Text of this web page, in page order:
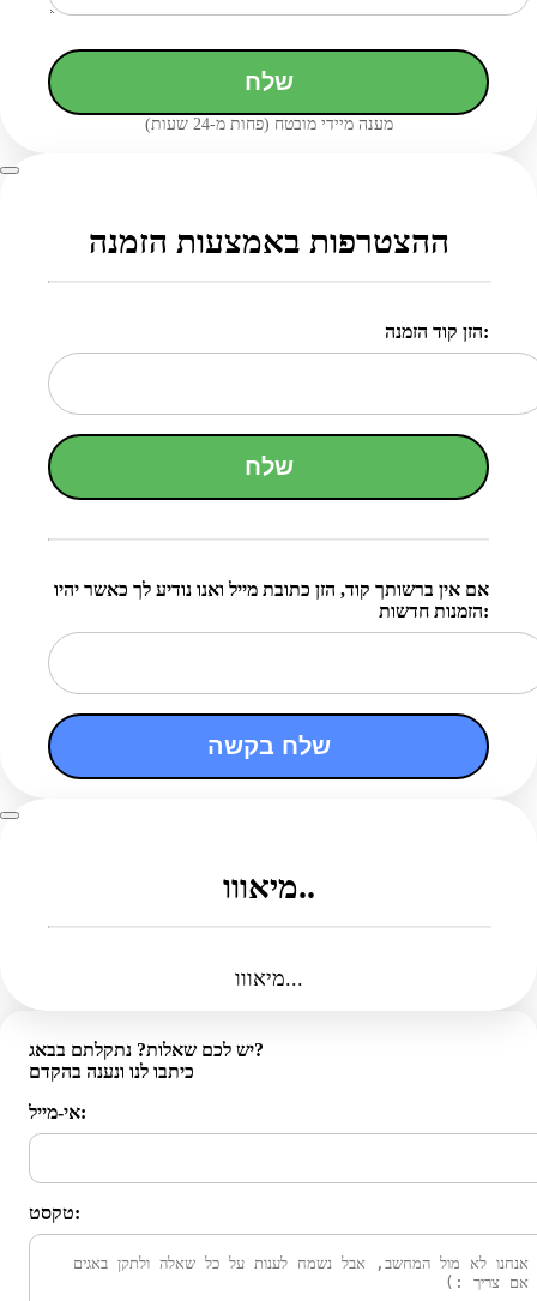
שלח
מענה מיידי מובטח (פחות מ-24 שעות)
ההצטרפות באמצעות הזמנה
הזן קוד הזמנה:
שלח
אם אין ברשותך קוד, הזן כתובת מייל ואנו נודיע לך כאשר יהיו
הזמנות חדשות:
שלח בקשה
מיאווו..
מיאווו...
יש לכם שאלות? נתקלתם בבאג?
כיתבו לנו ונענה בהקדם
אי-מייל:
טקסט: